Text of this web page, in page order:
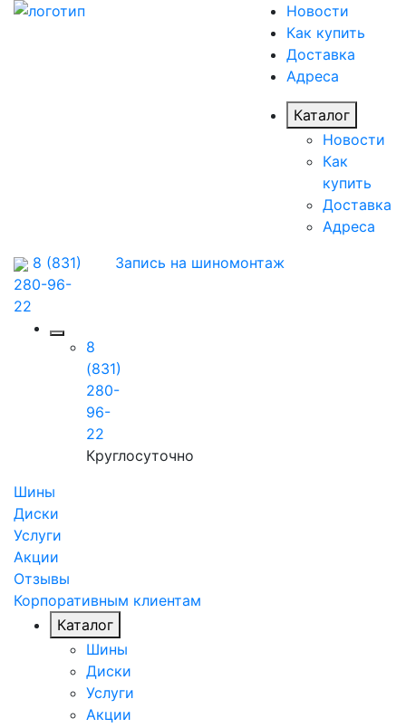
Новости
Как купить
Доставка
Адреса
Каталог
Новости
Как
купить
Доставка
Адреса
8 (831)
280-96-
22
8
(831)
280-
96-
22
Круглосуточно
Запись на шиномонтаж
Шины
Диски
Услуги
Акции
Отзывы
Корпоративным клиентам
Каталог
Шины
Диски
Услуги
Акции